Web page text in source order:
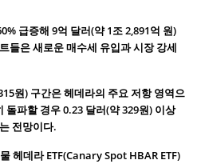
급증해 9억 달러(약 1조 2,891억 원)
들은 새로운 매수세 유입과 시장 강세
원) 구간은 헤데라의 주요 저항 영역으
돌파할 경우 0.23 달러(약 329원) 이상
전망이다.
헤데라 ETF(Canary Spot HBAR ETF)